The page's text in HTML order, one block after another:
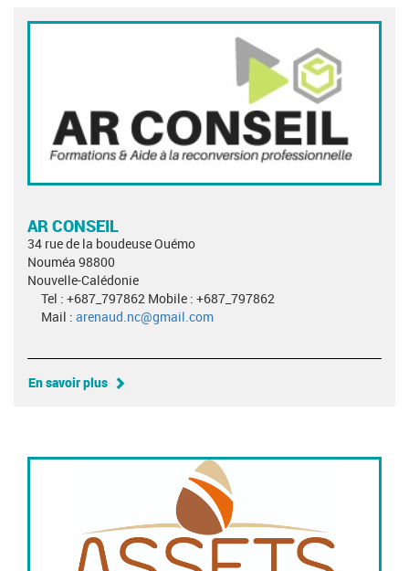
AR CONSEIL
34 rue de la boudeuse Ouémo
Nouméa 98800
Nouvelle-Calédonie
Tel : +687_797862 Mobile : +687_797862
Mail : arenaud.nc@gmail.com
En savoir plus